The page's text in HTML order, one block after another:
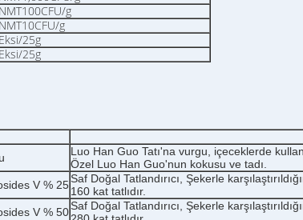
NMT100CFU/g
NMT10CFU/g
Eksi/25g
Eksi/25g
Luo Han Guo Tatı'na vurgu, içeceklerde
Özel Luo Han Guo'nun kokusu ve tadı.
V % 25Saf Doğal Tatlandırıcı, Şekerle
160 kat tatlıdır.
V % 50Saf Doğal Tatlandırıcı, Şekerle